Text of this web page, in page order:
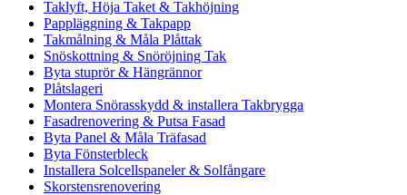
Taklyft, Höja Taket & Takhöjning
Pappläggning & Takpapp
Takmålning & Måla Plåttak
Snöskottning & Snöröjning Tak
Byta stuprör & Hängrännor
Plåtslageri
Montera Snörasskydd & installera Takbrygga
Fasadrenovering & Putsa Fasad
Byta Panel & Måla Träfasad
Byta Fönsterbleck
Installera Solcellspaneler & Solfångare
Skorstensrenovering